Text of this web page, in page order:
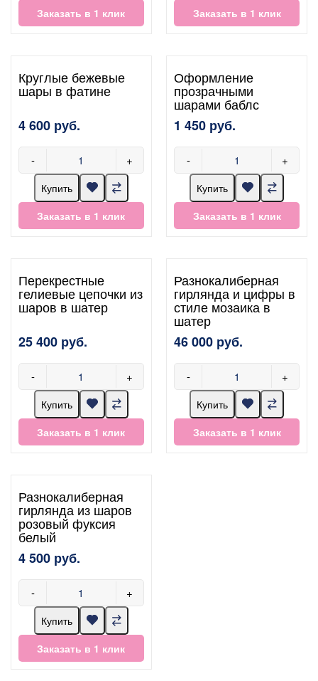
Заказать в 1 клик
Заказать в 1 клик
Круглые бежевые
шары в фатине
4 600 руб.
- +
Купить
Заказать в 1 клик
Оформление
прозрачными
шарами баблс
1 450 руб.
- +
Купить
Заказать в 1 клик
Перекрестные
гелиевые цепочки из
шаров в шатер
25 400 руб.
- +
Купить
Заказать в 1 клик
Разнокалиберная
гирлянда и цифры в
стиле мозаика в
шатер
46 000 руб.
- +
Купить
Заказать в 1 клик
Разнокалиберная
гирлянда из шаров
розовый фуксия
белый
4 500 руб.
- +
Купить
Заказать в 1 клик